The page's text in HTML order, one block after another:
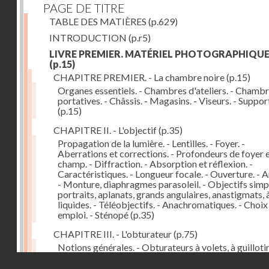
PAGE DE TITRE
TABLE DES MATIÈRES (p.629)
INTRODUCTION (p.r5)
LIVRE PREMIER. MATÉRIEL PHOTOGRAPHIQUE
(p.15)
CHAPITRE PREMIER. - La chambre noire(p.15)
Organes essentiels. - Chambres d'ateliers. -
portatives. - Châssis. - Magasins. - Viseurs. -
(p.15)
CHAPITRE II. - L'objectif(p.35)
Propagation de la lumière. - Lentilles. - Foyer. -
Aberrations et corrections. - Profondeurs de foyer
champ. - Diffraction. - Absorption et réflexion. -
Caractéristiques. - Longueur focale. - Ouverture. -
- Monture, diaphragmes parasoleil. - Objectifs
portraits, aplanats, grands angulaires, anastigmats,
liquides. - Téléobjectifs. - Anachromatiques. -
emploi. - Sténopé(p.35)
CHAPITRE III. - L'obturateur(p.75)
Notions générales. - Obturateurs à volets, à